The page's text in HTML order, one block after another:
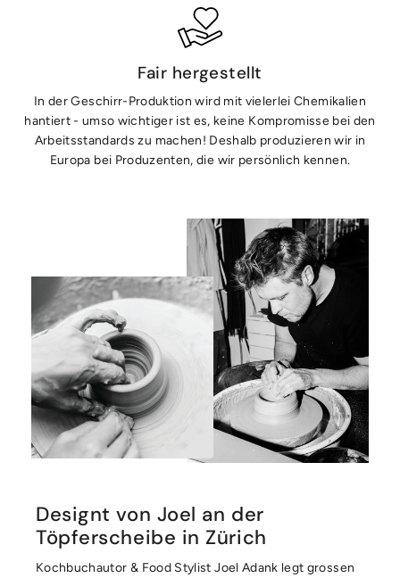
Fair hergestellt
In der Geschirr-Produktion wird mit vielerlei Chemikalien
hantiert - umso wichtiger ist es, keine Kompromisse bei den
Arbeitsstandards zu machen! Deshalb produzieren wir in
Europa bei Produzenten, die wir persönlich kennen.
Designt von Joel an der
Töpferscheibe in Zürich
Kochbuchautor & Food Stylist Joel Adank legt grossen